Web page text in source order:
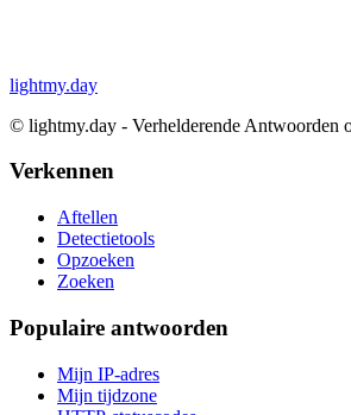
lightmy.day
© lightmy.day - Verhelderende Antwoorden
Verkennen
Aftellen
Detectietools
Opzoeken
Zoeken
Populaire antwoorden
Mijn IP-adres
Mijn tijdzone